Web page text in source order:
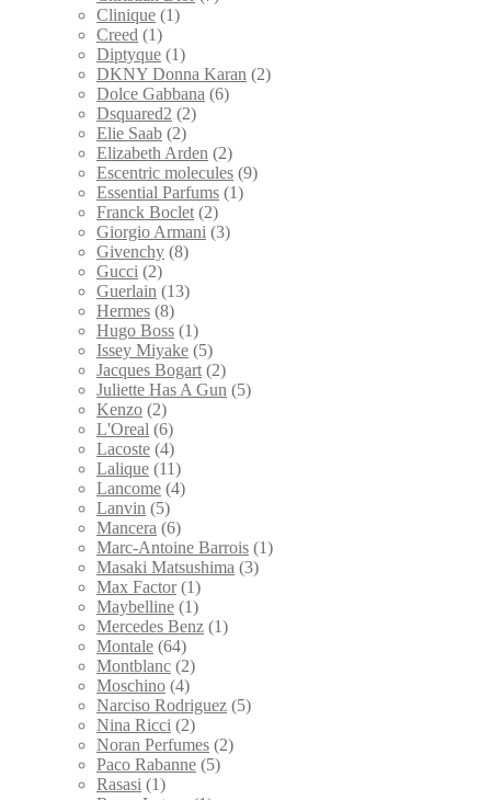
Clinique (1)
Creed (1)
Diptyque (1)
DKNY Donna Karan (2)
Dolce Gabbana (6)
Dsquared2 (2)
Elie Saab (2)
Elizabeth Arden (2)
Escentric molecules (9)
Essential Parfums (1)
Franck Boclet (2)
Giorgio Armani (3)
Givenchy (8)
Gucci (2)
Guerlain (13)
Hermes (8)
Hugo Boss (1)
Issey Miyake (5)
Jacques Bogart (2)
Juliette Has A Gun (5)
Kenzo (2)
L'Oreal (6)
Lacoste (4)
Lalique (11)
Lancome (4)
Lanvin (5)
Mancera (6)
Marc-Antoine Barrois (1)
Masaki Matsushima (3)
Max Factor (1)
Maybelline (1)
Mercedes Benz (1)
Montale (64)
Montblanc (2)
Moschino (4)
Narciso Rodriguez (5)
Nina Ricci (2)
Noran Perfumes (2)
Paco Rabanne (5)
Rasasi (1)